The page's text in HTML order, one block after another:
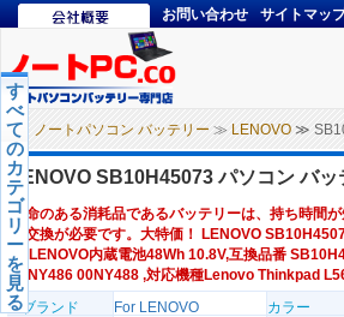
お問い合わせ サイトマッ
ノートパソコン バッテリー ≫ LENOVO ≫
す
べ
て
の
カ
テ
ゴ
リ
ー
を
見
る
LENOVO SB10H45073 パソコン バッ
寿命のある消耗品であるバッテリーは、持ち時間
ー交換が必要です。大特価！ LENOVO
ー,LENOVO内蔵電池48Wh 10.8V,互換品番
00NY486 00NY488 ,対応機種Lenovo Thinkpad
のブランド
For LENOVO カラー